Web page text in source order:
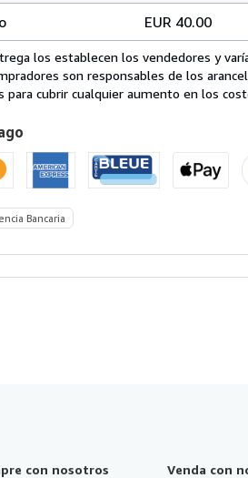
EUR 40.00
los establecen los vendedores y
son responsables de los
para cubrir cualquier aumento en los
Bancaria
con nosotros Venda con